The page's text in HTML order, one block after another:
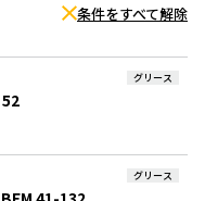
条件をすべて解除
グリース
グリース